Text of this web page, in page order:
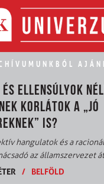
ÉS ELLENSÚLYOK
KORLÁTOK A „JÓ
IS?
hangulatok és a
az államszervezet
/ BELFÖLD